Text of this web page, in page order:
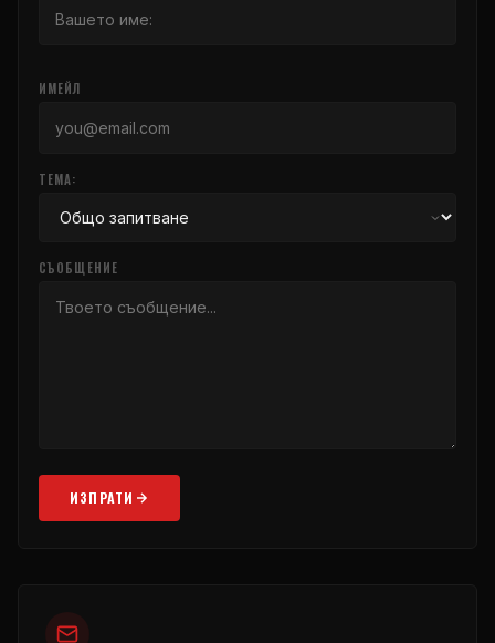
ИМЕЙЛ
ТЕМА:
СЪОБЩЕНИЕ
ИЗПРАТИ